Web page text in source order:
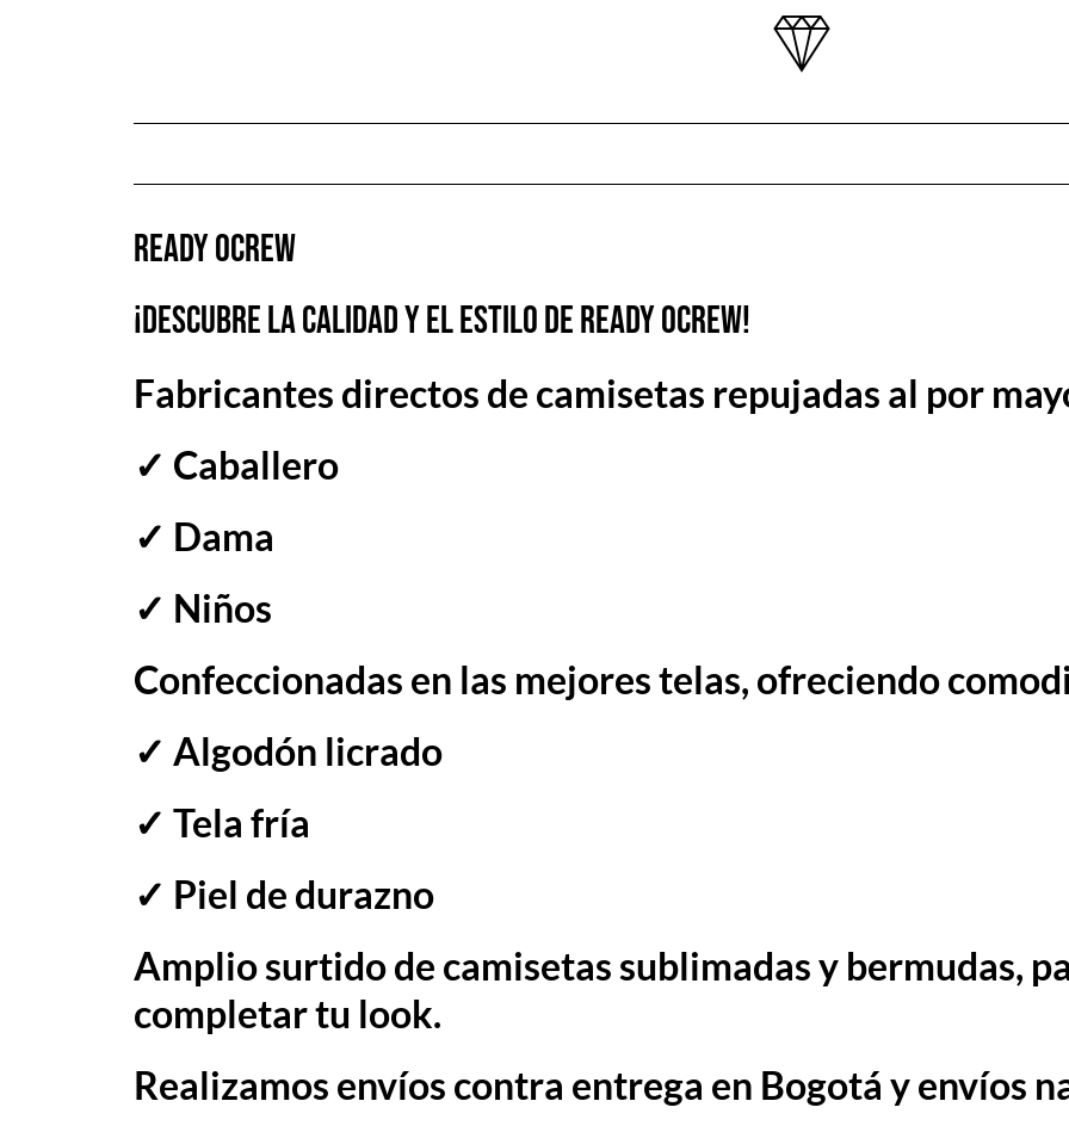
READY OCREW
¡Descubre la calidad y el estilo de Ready ocrew!
Fabricantes directos de camisetas repujadas al por
✓ Caballero
✓ Dama
✓ Niños
Confeccionadas en las mejores telas, ofreciendo
✓ Algodón licrado
✓ Tela fría
✓ Piel de durazno
Amplio surtido de camisetas sublimadas y bermudas,
completar tu look.
Realizamos envíos contra entrega en Bogotá y envíos